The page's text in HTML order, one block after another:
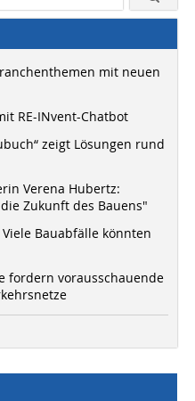
mit neuen
RE-INvent-Chatbot
zeigt Lösungen rund
Verena Hubertz:
Zukunft des Bauens"
Bauabfälle könnten
fordern vorausschauende